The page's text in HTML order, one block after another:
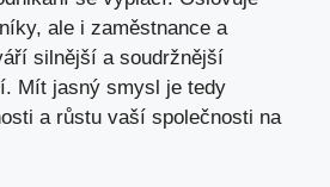
ale i zaměstnance a
silnější a soudržnější
Mít jasný smysl je tedy
a růstu vaší společnosti na